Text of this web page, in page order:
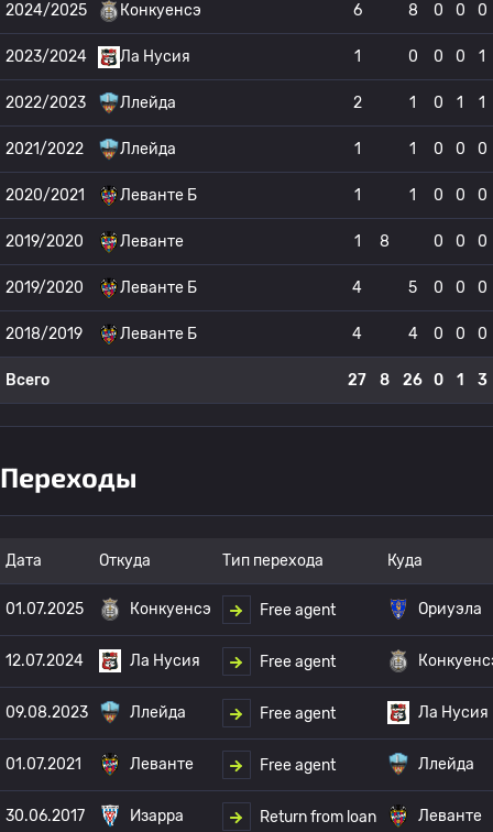
2024/2025 Конкуенсэ 6 8 0 0 0
2023/2024 Ла Нусия 1 0 0 0 1
2022/2023 Ллейда 2 1 0 1 1
2021/2022 Ллейда 1 1 0 0 0
2020/2021 Леванте Б 1 1 0 0 0
2019/2020 Леванте 1 8 0 0 0
2019/2020 Леванте Б 4 5 0 0 0
2018/2019 Леванте Б 4 4 0 0 0
Всего 27 8 26 0 1 3
Переходы
Дата Откуда Тип перехода Куда
01.07.2025 Конкуенсэ Free agent Ориуэла
12.07.2024 Ла Нусия Free agent
09.08.2023 Ллейда Free agent Ла Нусия
01.07.2021 Леванте Free agent Ллейда
30.06.2017 Изарра Return from loan Леванте